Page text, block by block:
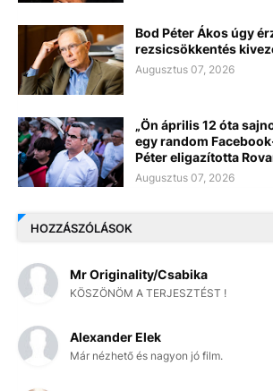
Bod Péter Ákos úgy
rezsicsökkentés
Augusztus 07, 2026
„Ön április 12 óta
egy random
Péter eligazította
Augusztus 07, 2026
HOZZÁSZÓLÁSOK
Mr Originality/Csabika
KÖSZÖNÖM A TERJESZTÉST !
Alexander Elek
Már nézhető és nagyon jó film.